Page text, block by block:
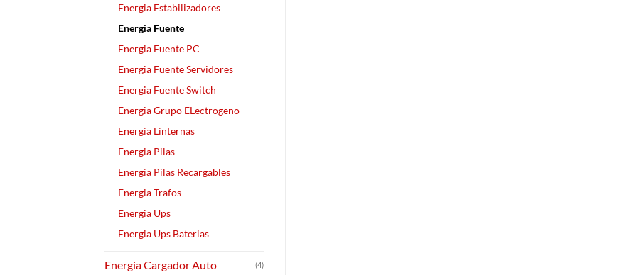
Energia Estabilizadores
Energia Fuente
Energia Fuente PC
Energia Fuente Servidores
Energia Fuente Switch
Energia Grupo ELectrogeno
Energia Linternas
Energia Pilas
Energia Pilas Recargables
Energia Trafos
Energia Ups
Energia Ups Baterias
Energia Cargador Auto (4)